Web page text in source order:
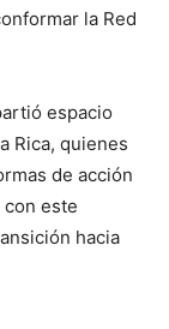
la Red
espacio
Rica, quienes
de acción
este
hacia